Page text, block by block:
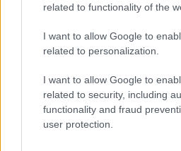
related to functionality of the
I want to allow Google to
related to personalization.
I want to allow Google to
related to security, including
functionality and fraud
user protection.
ΣΧΌΛΙΑ